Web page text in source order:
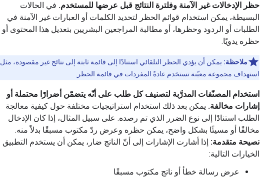
حظر الإدخالات غير الآمنة وفلترة النتائج قبل عرضها للمستخدم. في الحالات
البسيطة، يمكن استخدام قوائم الحظر لتحديد الكلمات أو العبارات غير الآمنة في
الطلبات أو الردود وحظرها، أو مطالبة المراجعين البشريين بتعديل هذا المحتوى أو
حظره يدويًا.
ملاحظة: يمكن أن يؤدي الحظر التلقائي استنادًا إلى قائمة ثابتة إلى نتائج غير مقصودة، مثل
استهداف مجموعة معيّنة تستخدم عادةً المفردات في قائمة الحظر.
استخدام المصنّفات المدرَّبة لتصنيف كل طلب على أنّه يتضمّن أضرارًا محتملة أو
إشارات مخالفة. يمكن بعد ذلك استخدام استراتيجيات مختلفة حول كيفية معالجة
الطلب استنادًا إلى نوع الضرر الذي تم رصده. على سبيل المثال، إذا كان الإدخال
مخالفًا أو مسيئًا بشكل واضح، يمكن حظره وعرض ردّ مكتوب مسبقًا بدلاً منه.
نصيحة متقدمة: إذا أشارت الإشارات إلى أنّ الناتج ضار، يمكن أن يستخدم التطبيق
الخيارات التالية:
عرض رسالة خطأ أو ناتج مكتوب مسبقًا